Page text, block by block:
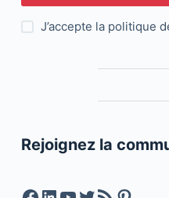
J’accepte la politique
Rejoignez la